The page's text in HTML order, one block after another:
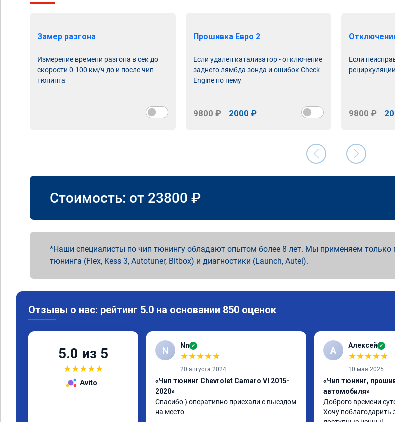
Замер разгона
Измерение времени разгона в сек до
скорости 0-100 км/ч до и после чип
тюнинга
Прошивка Евро 2
Если удален катализатор - отключение
заднего лямбда зонда и ошибок Check
Engine по нему
9800 ₽ 2000 ₽
Если
9800 ₽
Стоимость: от 23800 ₽
Наши специалисты по чип тюнингу обладают опытом более 8 лет. Мы применяем только
тюнинга (Flex, Kess 3, Autotuner, Bitbox) и диагностики (Launch, Autel).
Отзывы о нас: рейтинг 5.0 на основании 850 оценок
5.0 из 5
★★★★★
Avito
N Nn ✓
★★★★★
20 августа 2024
«Чип тюнинг Chevrolet Camaro VI 2015-
2020»
Спасибо ) оперативно приехали с выездом
на место
А Алексей ✓
★★★★★
10 мая 2025
«Чип тюнинг,
автомобиля»
Доброго времени
Хочу поблагодарить